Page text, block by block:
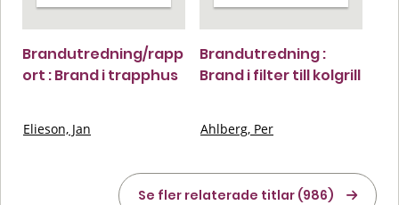
Brandutredning/rapp
ort : Brand i trapphus
Elieson, Jan
Brandutredning :
Brand i filter till kolgrill
Ahlberg, Per
Se fler relaterade titlar (986)